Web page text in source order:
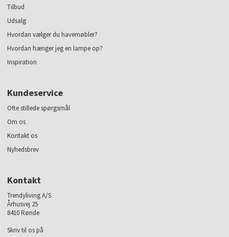
Tilbud
Udsalg
Hvordan vælger du havemøbler?
Hvordan hænger jeg en lampe op?
Inspiration
Kundeservice
Ofte stillede spørgsmål
Om os
Kontakt os
Nyhedsbrev
Kontakt
Trendyliving A/S
Århusvej 25
8410 Rønde
Skriv til os på